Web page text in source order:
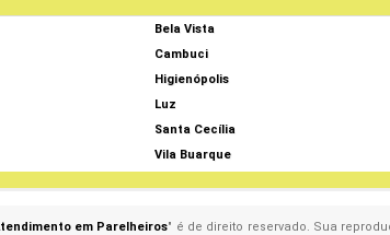
Bela Vista
Cambuci
Higienópolis
Luz
Santa Cecília
Vila Buarque
em Parelheiros" é de direito reservado. Sua